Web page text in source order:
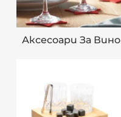
Аксесоари За Вино